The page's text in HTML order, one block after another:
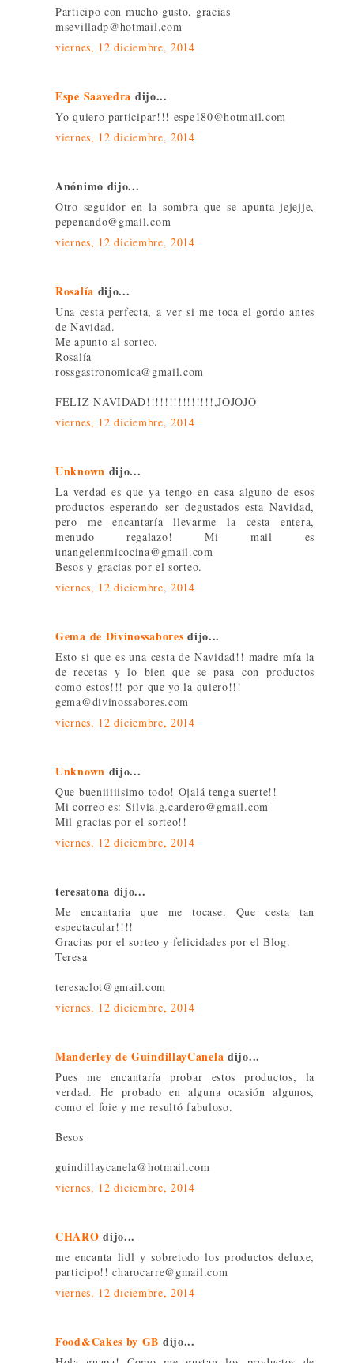
Participo con mucho gusto, gracias
msevilladp@hotmail.com
viernes, 12 diciembre, 2014
Espe Saavedra dijo...
Yo quiero participar!!! espe180@hotmail.com
viernes, 12 diciembre, 2014
Anónimo dijo...
Otro seguidor en la sombra que se apunta jejejje,
pepenando@gmail.com
viernes, 12 diciembre, 2014
Rosalía dijo...
Una cesta perfecta, a ver si me toca el gordo antes
de Navidad.
Me apunto al sorteo.
Rosalía
rossgastronomica@gmail.com
FELIZ NAVIDAD!!!!!!!!!!!!!!!,JOJOJO
viernes, 12 diciembre, 2014
Unknown dijo...
La verdad es que ya tengo en casa alguno de esos
productos esperando ser degustados esta Navidad,
pero me encantaría llevarme la cesta entera,
menudo regalazo! Mi mail es
unangelenmicocina@gmail.com
Besos y gracias por el sorteo.
viernes, 12 diciembre, 2014
Gema de Divinossabores dijo...
Esto si que es una cesta de Navidad!! madre mía la
de recetas y lo bien que se pasa con productos
como estos!!! por que yo la quiero!!!
gema@divinossabores.com
viernes, 12 diciembre, 2014
Unknown dijo...
Que bueniiiiisimo todo! Ojalá tenga suerte!!
Mi correo es: Silvia.g.cardero@gmail.com
Mil gracias por el sorteo!!
viernes, 12 diciembre, 2014
teresatona dijo...
Me encantaria que me tocase. Que cesta tan
espectacular!!!!
Gracias por el sorteo y felicidades por el Blog.
Teresa
teresaclot@gmail.com
viernes, 12 diciembre, 2014
Manderley de GuindillayCanela dijo...
Pues me encantaría probar estos productos, la
verdad. He probado en alguna ocasión algunos,
como el foie y me resultó fabuloso.
Besos
guindillaycanela@hotmail.com
viernes, 12 diciembre, 2014
CHARO dijo...
me encanta lidl y sobretodo los productos deluxe,
participo!! charocarre@gmail.com
viernes, 12 diciembre, 2014
Food&Cakes by GB dijo...